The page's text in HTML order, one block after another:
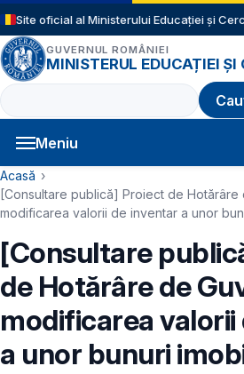
Sari la conținutul principal
Site oficial al Ministerului Educației și
GUVERNUL ROMÂNIEI
MINISTERUL EDUCAȚIEI ȘI
Caută
Meniu
Navigație principală
Cale de navigare
Acasă
[Consultare publică] Proiect de Hotărâre
modificarea valorii de inventar a unor
[Consultare
de Hotărâre de
modificarea
a unor bunuri